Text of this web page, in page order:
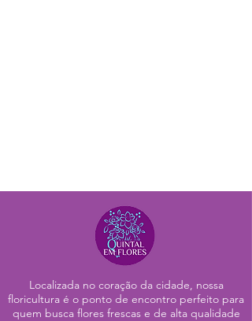
Localizada no coração da cidade, nossa
floricultura é o ponto de encontro perfeito para
quem busca flores frescas e de alta qualidade